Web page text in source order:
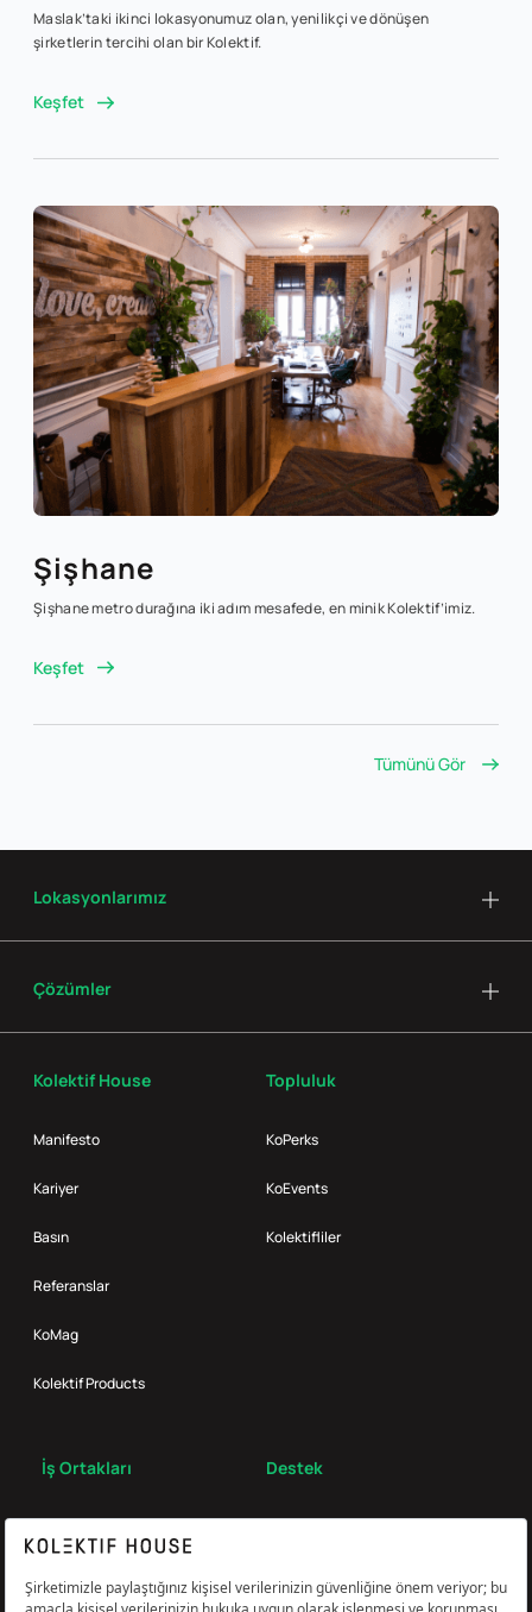
Maslak’taki ikinci lokasyonumuz olan, yenilikçi ve dönüşen
şirketlerin tercihi olan bir Kolektif.
Keşfet
Şişhane
Şişhane metro durağına iki adım mesafede, en minik Kolektif’imiz.
Keşfet
Tümünü Gör
Kolektif House
Manifesto
Kariyer
Basın
Referanslar
KoMag
Kolektif Products
Topluluk
KoPerks
KoEvents
Kolektifliler
İş Ortakları Destek
Lokasyonlarımız
Çözümler